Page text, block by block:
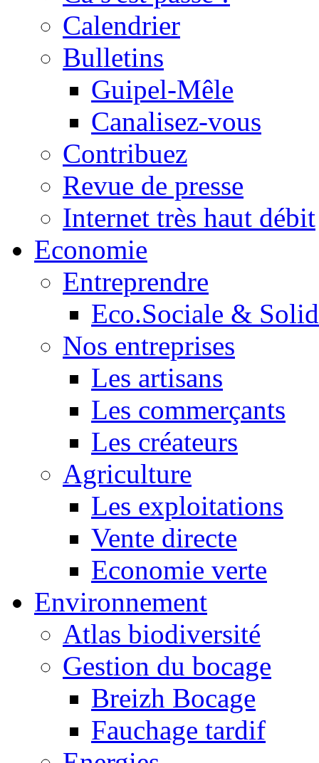
Calendrier
Bulletins
Guipel-Mêle
Canalisez-vous
Contribuez
Revue de presse
Internet très haut débit
Economie
Entreprendre
Eco.Sociale &
Nos entreprises
Les artisans
Les commerçants
Les créateurs
Agriculture
Les exploitations
Vente directe
Economie verte
Environnement
Atlas biodiversité
Gestion du bocage
Breizh Bocage
Fauchage tardif